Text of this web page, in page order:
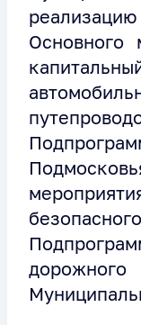
Основного